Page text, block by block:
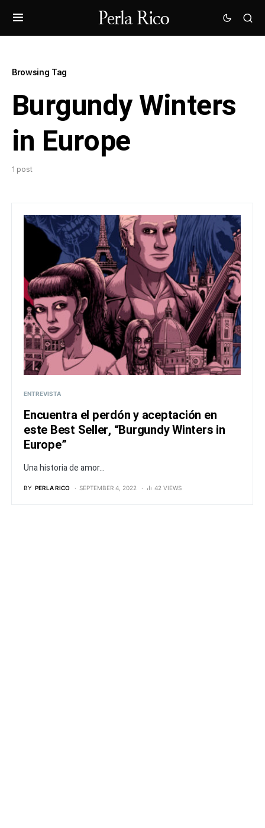
Browsing Tag
Burgundy Winters
in Europe
1 post
ENTREVISTA
Encuentra el perdón y aceptación en
este Best Seller, “Burgundy Winters in
Europe”
Una historia de amor...
BY PERLA RICO SEPTEMBER 4, 2022 42 VIEWS